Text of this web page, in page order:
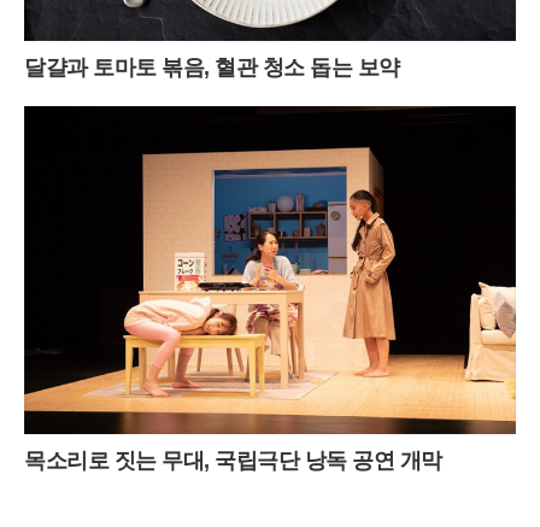
달걀과 토마토 볶음, 혈관 청소 돕는 보약
목소리로 짓는 무대, 국립극단 낭독 공연 개막